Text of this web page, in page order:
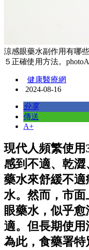
涼感眼藥水副作用有哪
５正確使用方法。
健康醫療網
2024-08-16
分享
傳送
A+
現代人頻繁使用
感到不適、乾
藥水來舒緩不
水。然而，市
眼藥水，似乎
適。但長期使用
為此，食藥署